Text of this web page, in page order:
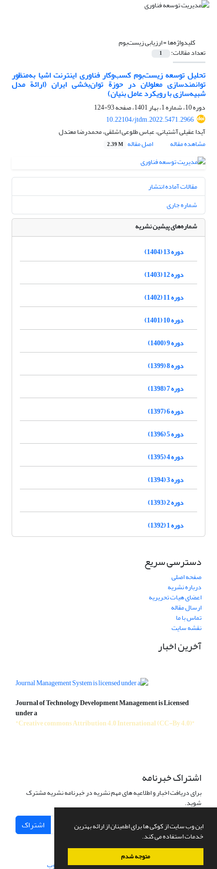
این وب سایت از کوکی ها برای اطمینان از ارائه بهترین
خدمات استفاده می کند.
متوجه شدم
کلیدواژه‌ها =ارزیابی زیست‌بوم
تعداد مقالات: 1
تحلیل توسعه زیست‌بوم کسب‌وکار فناوری اینترنت اشیا به‌منظور
توانمندسازی معلولان در حوزة توان‌بخشی ایران (ارائة مدل
شبیه‌سازی با رویکرد عامل بنیان)
دوره 10، شماره 1، بهار 1401، صفحه
93-124
10.22104/jtdm.2022.5471.2966
آیدا عقیلی آشتیانی، عباس طلوعی اشلقی، محمدرضا معتدل
مشاهده مقاله
اصل مقاله 2.39 M
مقالات آماده انتشار
شماره جاری
شماره‌های پیشین نشریه
دوره 13 (1404)
دوره 12 (1403)
دوره 11 (1402)
دوره 10 (1401)
دوره 9 (1400)
دوره 8 (1399)
دوره 7 (1398)
دوره 6 (1397)
دوره 5 (1396)
دوره 4 (1395)
دوره 3 (1394)
دوره 2 (1393)
دوره 1 (1392)
دسترسی سریع
صفحه اصلی
درباره نشریه
اعضای هیات تحریریه
ارسال مقاله
تماس با ما
نقشه سایت
آخرین اخبار
Journal of Technology Development Management is Licensed
under a
"Creative commons Attribution 4.0 International (CC-By 4.0)"
اشتراک خبرنامه
برای دریافت اخبار و اطلاعیه های مهم نشریه در خبرنامه نشریه مشترک
شوید.
اشتراک
سامانه مدیریت نشریات علمی.طراحی و پیاده سازی از سیناوب